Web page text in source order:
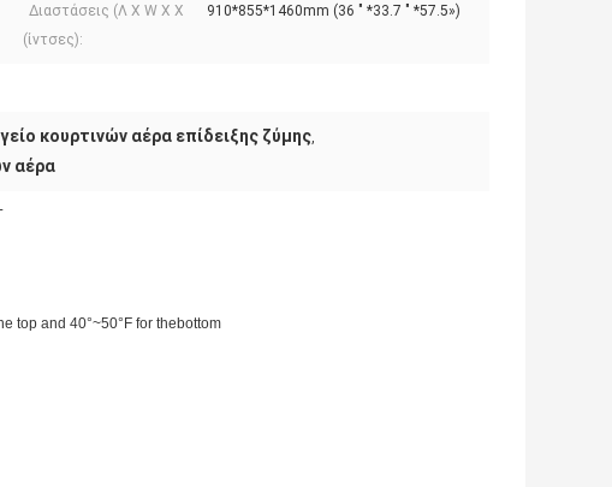
Διαστάσεις (Λ Χ W Χ Χ
(ίντσες):
910*855*1460mm (36 " *33.7 " *57.5»)
κουρτινών αέρα επίδειξης ζύμης,
αέρα
top and 40°~50°F for thebottom